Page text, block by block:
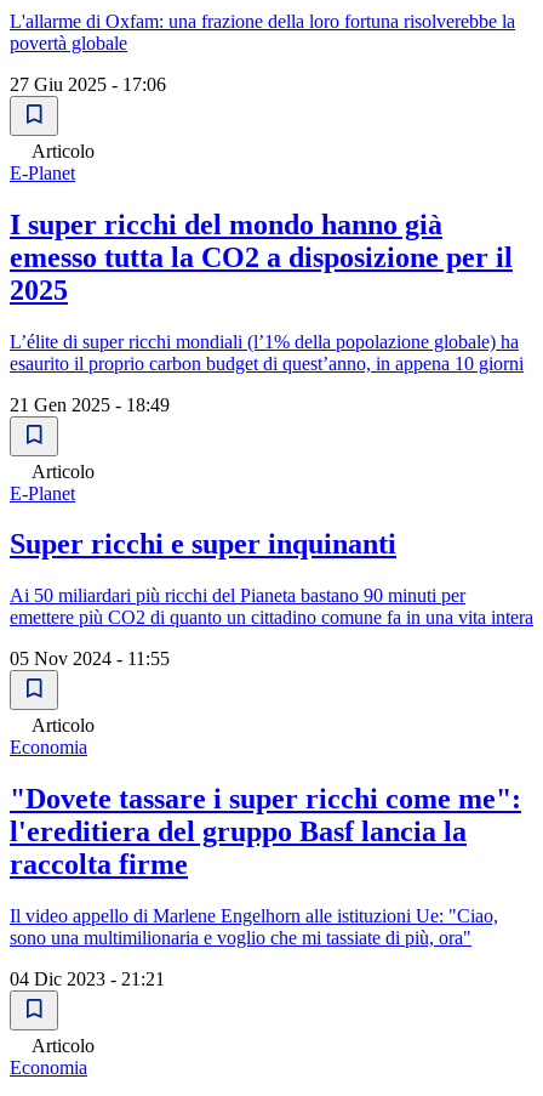
L'allarme di Oxfam: una frazione della loro fortuna risolverebbe la
povertà globale
27 Giu 2025 - 17:06
Articolo
E-Planet
I super ricchi del mondo hanno già
emesso tutta la CO2 a disposizione per il
2025
L’élite di super ricchi mondiali (l’1% della popolazione globale) ha
esaurito il proprio carbon budget di quest’anno, in appena 10 giorni
21 Gen 2025 - 18:49
Articolo
E-Planet
Super ricchi e super inquinanti
Ai 50 miliardari più ricchi del Pianeta bastano 90 minuti per
emettere più CO2 di quanto un cittadino comune fa in una vita intera
05 Nov 2024 - 11:55
Articolo
Economia
"Dovete tassare i super ricchi come me":
l'ereditiera del gruppo Basf lancia la
raccolta firme
Il video appello di Marlene Engelhorn alle istituzioni Ue: "Ciao,
sono una multimilionaria e voglio che mi tassiate di più, ora"
04 Dic 2023 - 21:21
Articolo
Economia